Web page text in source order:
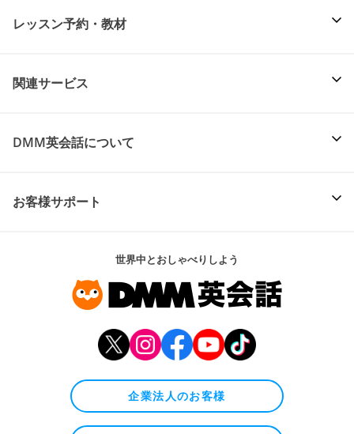
レッスン予約・教材
関連サービス
DMM英会話について
お客様サポート
世界中とおしゃべりしよう
企業法人のお客様